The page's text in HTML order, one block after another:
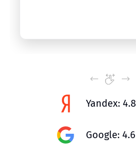
Yandex: 4.8
Google: 4.6